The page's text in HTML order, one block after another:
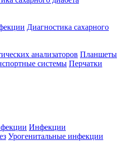
Диагностика сахарного
анализаторов Планшеты
системы Перчатки
Инфекции
Урогенитальные инфекции